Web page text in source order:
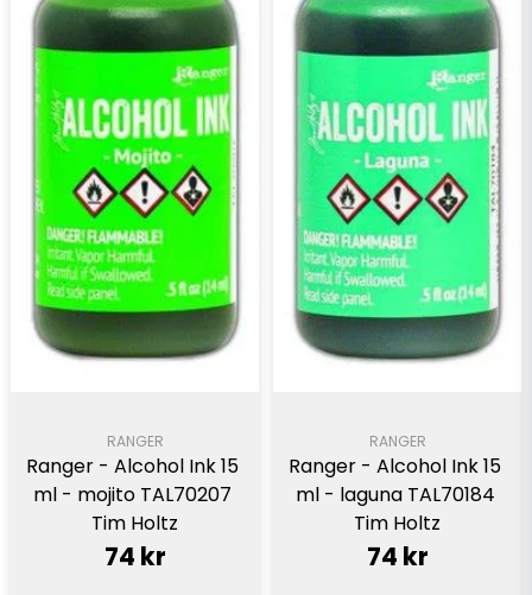
RANGER
Ranger - Alcohol Ink 15
ml - mojito TAL70207
Tim Holtz
74 kr
RANGER
Ranger - Alcohol Ink 15
ml - laguna TAL70184
Tim Holtz
74 kr